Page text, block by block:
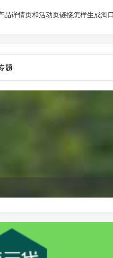
品详情页和活动页链接怎样生成淘
题